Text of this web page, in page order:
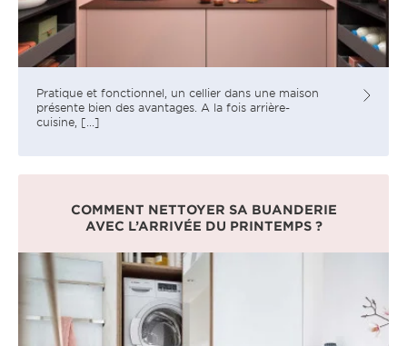
Pratique et fonctionnel, un cellier dans une maison
présente bien des avantages. A la fois arrière-
cuisine, [...]
COMMENT NETTOYER SA BUANDERIE
AVEC L’ARRIVÉE DU PRINTEMPS ?